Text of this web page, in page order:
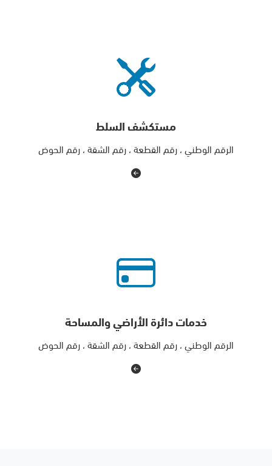
مستكشف السلط
الرقم الوطني ، رقم القطعة ، رقم الشقة ، رقم الحوض
خدمات دائرة الأراضي والمساحة
الرقم الوطني ، رقم القطعة ، رقم الشقة ، رقم الحوض